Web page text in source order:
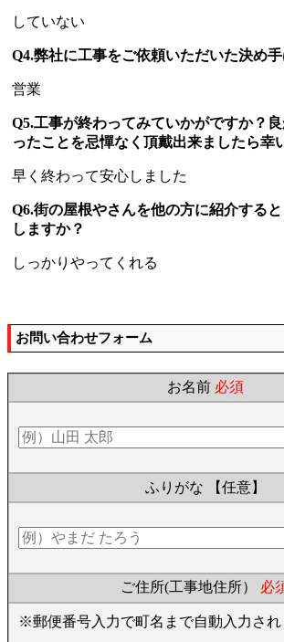
していない
Q4.弊社に工事をご依頼いただいた決め
営業
Q5.工事が終わってみていかがですか？
ったことを忌憚なく頂戴出来ましたら幸
早く終わって安心しました
Q6.街の屋根やさんを他の方に紹介する
しますか？
しっかりやってくれる
お問い合わせフォーム
お名前 必須
ふりがな 【任意】
ご住所(工事地住所） 必
※郵便番号入力で町名まで自動入力され